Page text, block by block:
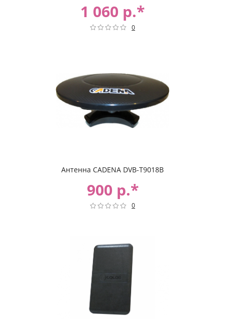
1 060 р.*
0
Антенна CADENA DVB-T9018B
900 р.*
0